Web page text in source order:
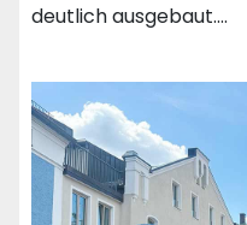
deutlich ausgebaut.…